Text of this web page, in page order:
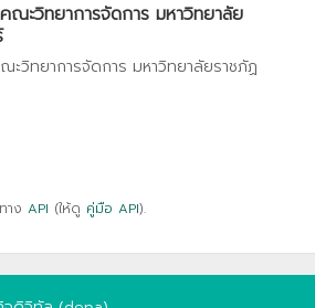
ณะวิทยาการจัดการ มหาวิทยาลัย
ะวิทยาการจัดการ มหาวิทยาลัยราชภัฏ
าง API (ให้ดู คู่มือ API).